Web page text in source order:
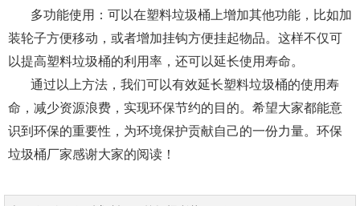
多功能使用：可以在塑料垃圾桶上增加其他功能，比如加
装轮子方便移动，或者增加挂钩方便挂起物品。这样不仅可
以提高塑料垃圾桶的利用率，还可以延长使用寿命。
通过以上方法，我们可以有效延长塑料垃圾桶的使用寿
命，减少资源浪费，实现环保节约的目的。希望大家都能意
识到环保的重要性，为环境保护贡献自己的一份力量。 环保
垃圾桶厂家感谢大家的阅读！